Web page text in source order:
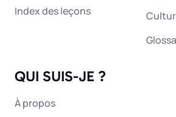
Index des leçons
QUI SUIS-JE ?
À propos